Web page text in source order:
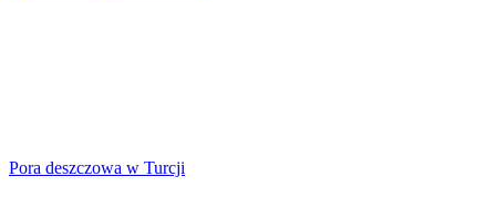
Pora deszczowa w Turcji